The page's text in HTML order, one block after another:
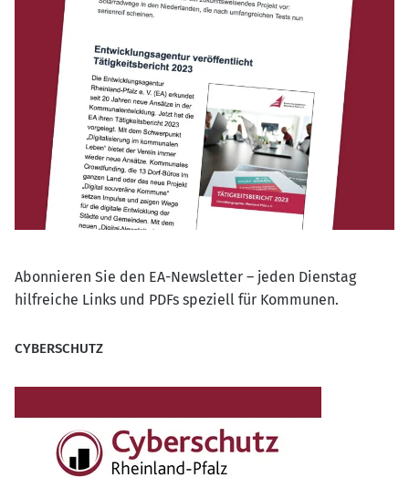
Abonnieren Sie den EA-Newsletter – jeden Dienstag
hilfreiche Links und PDFs speziell für Kommunen.
CYBERSCHUTZ